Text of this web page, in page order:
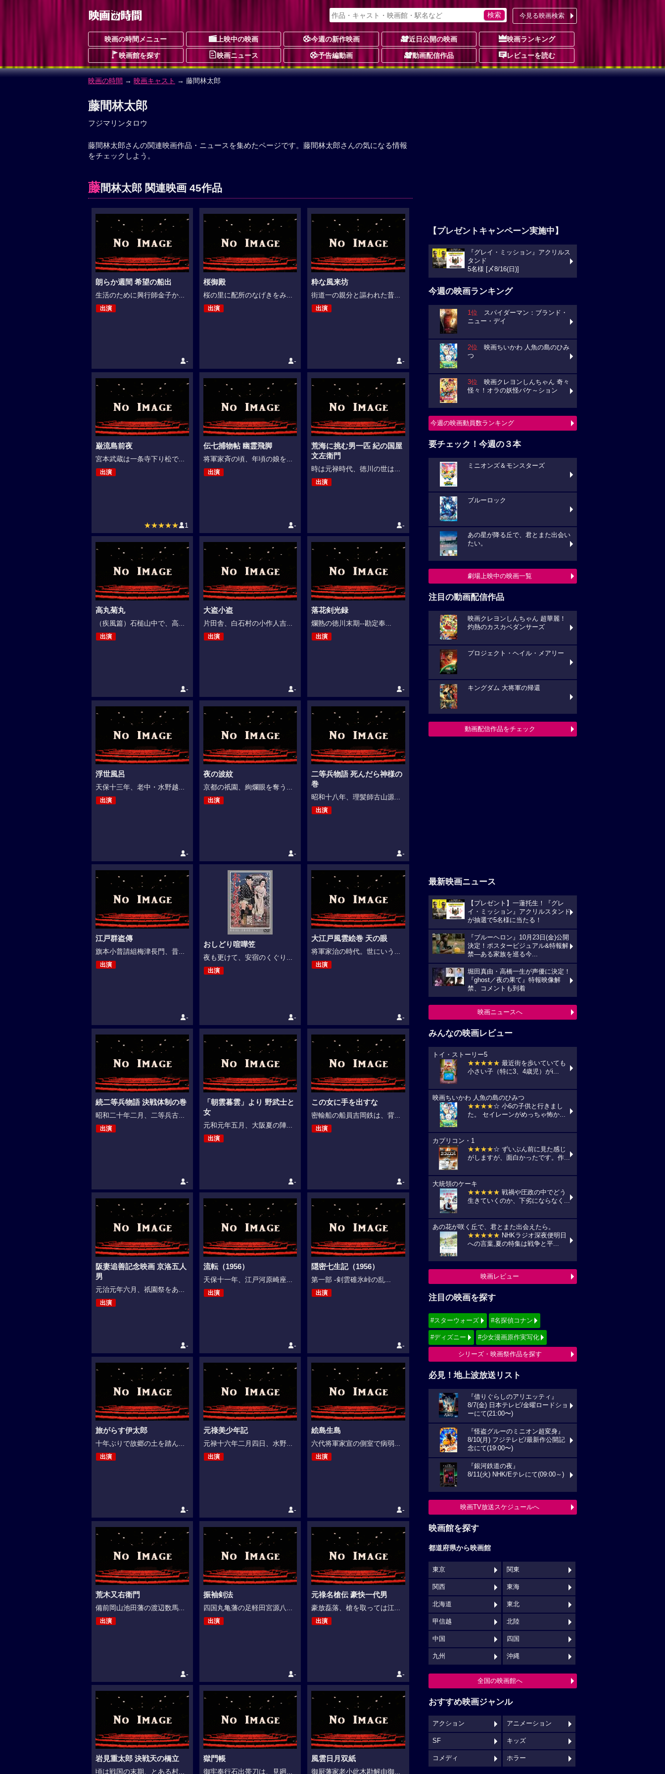
今見る映画検索
映画の時間メニュー 上映中の映画 今週の新作映画 近日公開の映画 映画ランキング
映画館を探す 映画ニュース 予告編動画 動画配信作品 レビューを読む
映画の時間 → 映画キャスト → 藤間林太郎
藤間林太郎
フジマリンタロウ
藤間林太郎さんの関連映画作品・ニュースを集めたページです。藤間林太郎さんの気になる情報
をチェックしよう。
藤間林太郎 関連映画 45作品
朗らか週間 希望の船出
生活のために興行師金子か...
出演
-
桜御殿
桜の里に配所のなげきをみ...
出演
-
粋な風来坊
街道一の親分と謳われた昔...
出演
-
巌流島前夜
宮本武蔵は一条寺下り松で...
出演
★★★★★ 1
伝七捕物帖 幽霊飛脚
将軍家斉の頃、年頃の娘を...
出演
-
荒海に挑む男一匹 紀の国屋
文左衛門
時は元禄時代、徳川の世は...
出演
-
高丸菊丸
（疾風篇）石槌山中で、高...
出演
-
大盗小盗
片田舎、白石村の小作人吉...
出演
-
落花剣光録
爛熟の徳川末期--勘定奉...
出演
-
浮世風呂
天保十三年、老中・水野越...
出演
-
夜の波紋
京都の祇園、絢爛眼を奪う...
出演
-
二等兵物語 死んだら神様の
巻
昭和十八年、理髪師古山源...
出演
-
江戸群盗傳
旗本小普請組梅津長門、昔...
出演
-
おしどり喧嘩笠
夜も更けて、安宿のくぐり...
出演
-
大江戸風雲絵巻 天の眼
将軍家治の時代。世にいう...
出演
-
続二等兵物語 決戦体制の巻
昭和二十年二月、二等兵古...
出演
-
「朝雲暮雲」より 野武士と
女
元和元年五月、大阪夏の陣...
出演
-
この女に手を出すな
密輸船の船員吉岡鉄は、背...
出演
-
阪妻追善記念映画 京洛五人
男
元治元年六月、祇園祭をあ...
出演
-
流転（1956）
天保十一年、江戸河原崎座...
出演
-
隠密七生記（1956）
第一部 -剣雲碓氷峠の乱...
出演
-
旅がらす伊太郎
十年ぶりで故郷の土を踏ん...
出演
-
元祿美少年記
元禄十六年二月四日、水野...
出演
-
絵島生島
六代将軍家宣の側室で病弱...
出演
-
荒木又右衛門
備前岡山池田藩の渡辺数馬...
出演
-
振袖剣法
四国丸亀藩の足軽田宮源八...
出演
-
元祿名槍伝 豪快一代男
豪放磊落、槍を取っては江...
出演
-
岩見重太郎 決戦天の橋立
頃は戦国の末期、とある村...
獄門帳
御牢奉行石出帯刀は、見廻...
風雲日月双紙
御厨藩家老小此木勘解由御...
【プレゼントキャンペーン実施中】
『グレイ・ミッション』アクリルス
タンド
5名様 [〆8/16(日)]
今週の映画ランキング
1位 スパイダーマン：ブランド・
ニュー・デイ
2位 映画ちいかわ 人魚の島のひみ
つ
3位 映画クレヨンしんちゃん 奇々
怪々！オラの妖怪バケ～ション
今週の映画動員数ランキング
要チェック！今週の３本
ミニオンズ＆モンスターズ
ブルーロック
あの星が降る丘で、君とまた出会い
たい。
劇場上映中の映画一覧
注目の動画配信作品
映画クレヨンしんちゃん 超華麗！
灼熱のカスカベダンサーズ
プロジェクト・ヘイル・メアリー
キングダム 大将軍の帰還
動画配信作品をチェック
最新映画ニュース
【プレゼント】一蓮托生！『グレ
イ・ミッション』アクリルスタンド
が抽選で5名様に当たる！
『ブルーヘロン』10月23日(金)公開
決定！ポスタービジュアル&特報解
禁―ある家族を巡る今...
堀田真由・高橋一生が声優に決定！
『ghost／夜の果て』特報映像解
禁、コメントも到着
映画ニュースへ
みんなの映画レビュー
トイ・ストーリー5
★★★★★ 最近街を歩いていても
小さい子（特に3、4歳児）がi...
映画ちいかわ 人魚の島のひみつ
★★★★☆ 小6の子供と行きまし
た。 セイレーンがめっちゃ怖か...
カプリコン・1
★★★★☆ ずいぶん前に見た感じ
がしますが、面白かったです。作...
大統領のケーキ
★★★★★ 戦禍や圧政の中でどう
生きていくのか、下劣にならなく...
あの花が咲く丘で、君とまた出会えたら。
★★★★★ NHKラジオ深夜便明日
への言葉,夏の特集は戦争と平...
映画レビュー
注目の映画を探す
#スターウォーズ #名探偵コナン
#ディズニー #少女漫画原作実写化
シリーズ・映画祭作品を探す
必見！地上波放送リスト
『借りぐらしのアリエッティ』
8/7(金) 日本テレビ/金曜ロードショ
ーにて(21:00〜)
『怪盗グルーのミニオン超変身』
8/10(月) フジテレビ/最新作公開記
念にて(19:00〜)
『銀河鉄道の夜』
8/11(火) NHK/Eテレにて(09:00～)
映画TV放送スケジュールへ
映画館を探す
都道府県から映画館
東京 関東
関西 東海
北海道 東北
甲信越 北陸
中国 四国
九州 沖縄
全国の映画館へ
おすすめ映画ジャンル
アクション アニメーション
SF キッズ
コメディ ホラー